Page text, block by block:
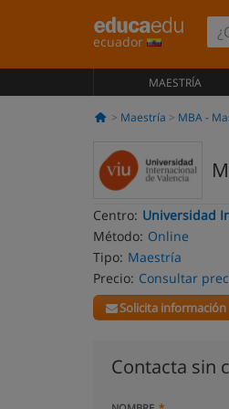
ecuador
MAESTRÍA
Maestría MBA -
Centro: Universidad
Método: Online
Tipo: Maestría
Precio: Consultar
Solicita información
Contacta sin